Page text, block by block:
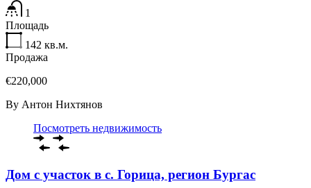
1
Площадь
142 кв.м.
Продажа
€220,000
By Антон Нихтянов
Посмотреть недвижимость
Дом с участок в с. Горица, регион Бургас